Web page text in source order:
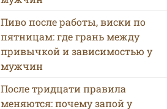
Пиво после работы, виски по
пятницам: где грань между
привычкой и зависимостью у
мужчин
После тридцати правила
меняются: почему запой у